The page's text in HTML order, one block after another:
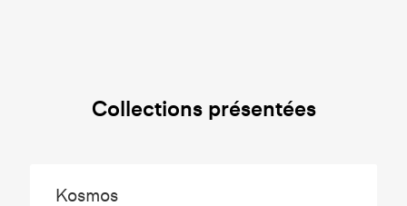
Collections présentées
Kosmos